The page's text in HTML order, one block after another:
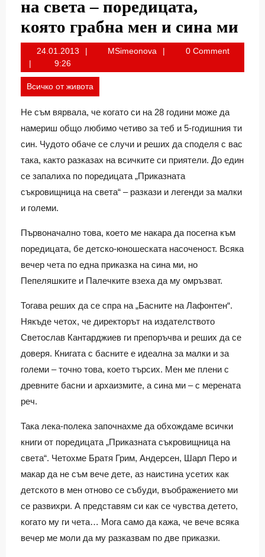
на света – поредицата,
която грабна мен и сина ми
24.01.201324.01.2013MSimeonova MSimeonova0 Comment
9:26
Всичко от живота
Не съм вярвала, че когато си на 28 години може да
намериш общо любимо четиво за теб и 5-годишния ти
син. Чудото обаче се случи и реших да споделя с вас
така, както разказах на всичките си приятели. До един
се запалиха по поредицата „Приказната
съкровищница на света“ – разкази и легенди за малки
и големи.
Първоначално това, което ме накара да посегна към
поредицата, бе детско-юношеската насоченост. Всяка
вечер чета по една приказка на сина ми, но
Пепеляшките и Палечките взеха да му омръзват.
Тогава реших да се спра на „Басните на Лафонтен“.
Някъде четох, че директорът на издателството
Светослав Кантарджиев ги препоръчва и реших да се
доверя. Книгата с басните е идеална за малки и за
големи – точно това, което търсих. Мен ме плени с
древните басни и архаизмите, а сина ми – с мерената
реч.
Така лека-полека започнахме да обхождаме всички
книги от поредицата „Приказната съкровищница на
света“. Четохме Братя Грим, Андерсен, Шарл Перо и
макар да не съм вече дете, аз наистина усетих как
детското в мен отново се събуди, въображението ми
се развихри. А представям си как се чувства детето,
когато му ги чета… Мога само да кажа, че вече всяка
вечер ме моли да му разказвам по две приказки.